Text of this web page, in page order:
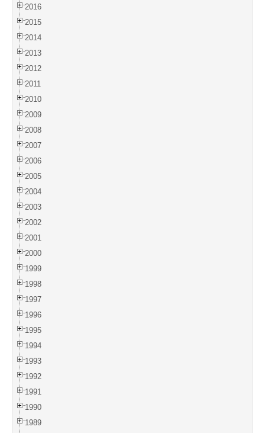
2016
2015
2014
2013
2012
2011
2010
2009
2008
2007
2006
2005
2004
2003
2002
2001
2000
1999
1998
1997
1996
1995
1994
1993
1992
1991
1990
1989